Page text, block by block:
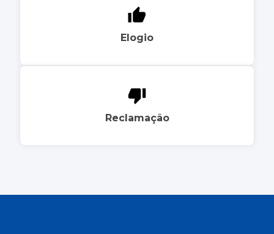
Elogio
Reclamação